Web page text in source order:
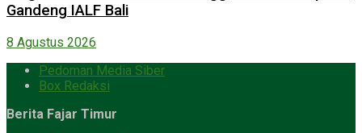
Gandeng IALF Bali
8 Agustus 2026
Pedoman Media Siber
Box Redaksi
Berita Fajar Timur